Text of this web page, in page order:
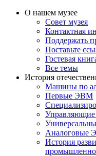
О нашем музее
Совет музея
Контактная
Поддержать
Поставьте
Гостевая
Все темы
История
Машины по
Первые ЭВМ
Аналоговые
История